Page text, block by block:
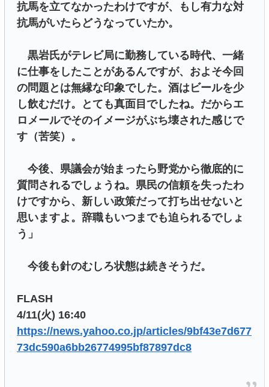
抗馬を立てなかったわけですが、もし有力な対
抗馬がいたらどうなっていたか。
黒岩氏がテレビ局に勤務している時代、一緒
に仕事をしたことがあるんですが、およそ今回
の問題とは無縁な印象でした。酒はビールを少
し飲むだけ。とても真面目でしたね。だからエ
ロメールでそのイメージがぶち壊された感じで
す（苦笑）。
今後、県議会が始まったら野党から徹底的に
質問されるでしょうね。県民の信頼を失ったわ
けですから、新しい政策だって打ち出せないと
思いますよ。辞職もいつまでも迫られるでしょ
う」
今後も針のむしろ状態は続きそうだ。
FLASH
4/11(火) 16:40
https://news.yahoo.co.jp/articles/9bf43e7d677
73dc590a6bb26774995bf87897dc8